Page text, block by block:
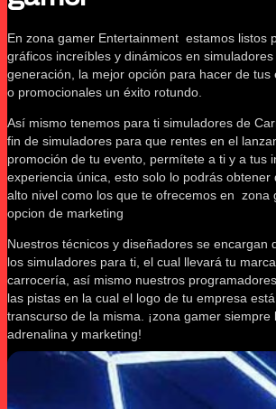
En zona gamer Entertainment estamos listos
gráficos increíbles y dinámicos en simuladores
generación, la mejor opción para hacer de tus
o promocionales un éxito rotundo.
Así mismo tenemos para ti simuladores de
fin de simuladores para que rentes en el
promoción de tu evento, permítete a ti y a tus
experiencia única, esto solo lo podrás obtener
alto nivel como los que te ofrecemos en zona
opcion de marketing
Nuestros técnicos y diseñadores se encargan
los simuladores para ti, el cual llevará tu
carrocería, así mismo nuestros
las pistas en la cual el logo de tu empresa
transcurso de la misma. ¡zona gamer siempre
adrenalina y marketing!